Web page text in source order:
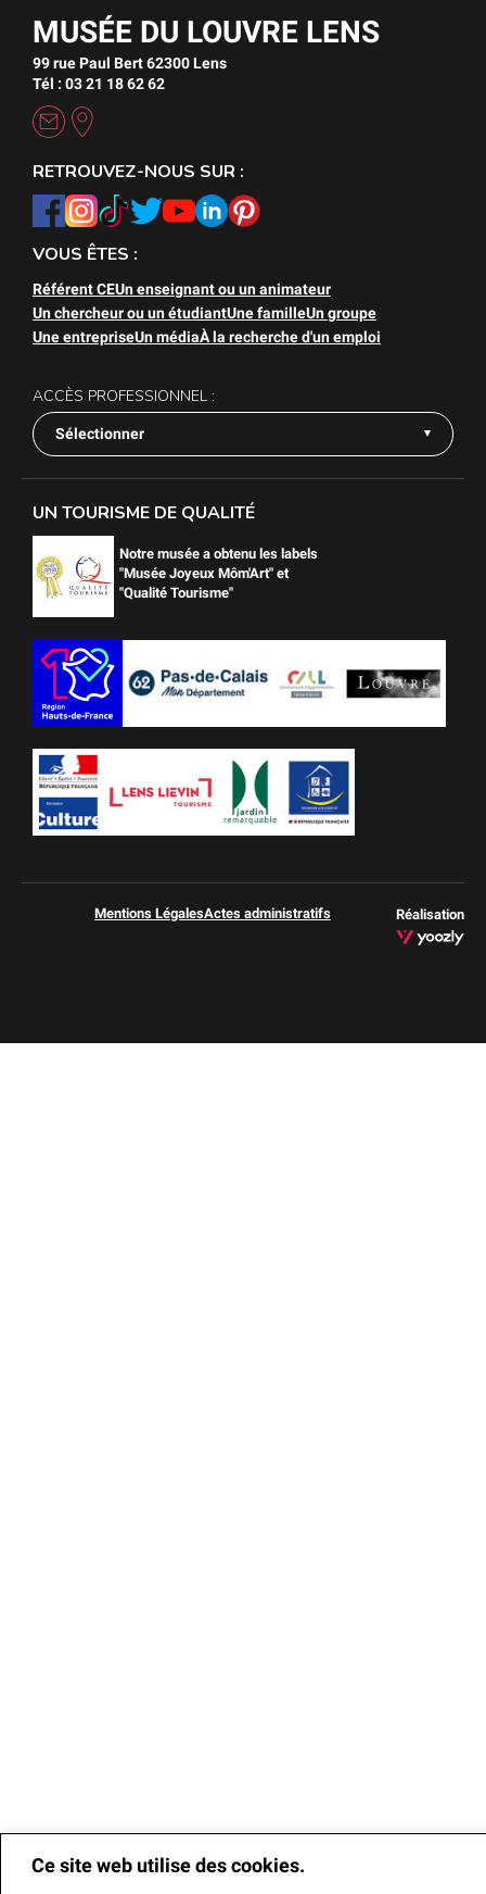
Ce site web utilise des cookies.
MUSÉE DU LOUVRE LENS
99 rue Paul Bert 62300 Lens
Tél : 03 21 18 62 62
RETROUVEZ-NOUS SUR :
VOUS ÊTES :
Référent CEUn enseignant ou un animateur
Un chercheur ou un étudiantUne familleUn groupe
Une entrepriseUn médiaÀ la recherche d'un emploi
ACCÈS PROFESSIONNEL :
Sélectionner
UN TOURISME DE QUALITÉ
Notre musée a obtenu les labels
"Musée Joyeux Môm'Art" et
"Qualité Tourisme"
Mentions LégalesActes administratifs Réalisation